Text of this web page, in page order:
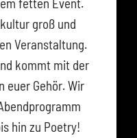
groß und
Veranstaltung.
kommt mit der
euer Gehör. Wir
hin zu Poetry!